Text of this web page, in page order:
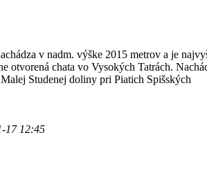
v nadm. výške 2015 metrov a je
otvorená chata vo Vysokých Tatrách.
Studenej doliny pri Piatich Spišských
17 12:45